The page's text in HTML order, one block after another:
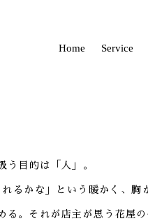
Home Service
う目的は「人」。
るかな」という暖かく、胸
る。それが店主が思う花屋